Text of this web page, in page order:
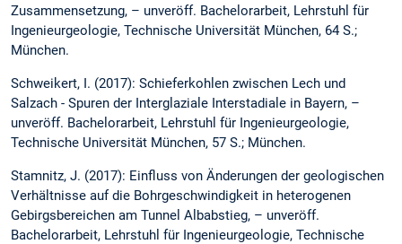
Zusammensetzung, – unveröff. Bachelorarbeit, Lehrstuhl für
Ingenieurgeologie, Technische Universität München, 64 S.;
München.
Schweikert, I. (2017): Schieferkohlen zwischen Lech und
Salzach - Spuren der Interglaziale Interstadiale in Bayern, –
unveröff. Bachelorarbeit, Lehrstuhl für Ingenieurgeologie,
Technische Universität München, 57 S.; München.
Stamnitz, J. (2017): Einfluss von Änderungen der geologischen
Verhältnisse auf die Bohrgeschwindigkeit in heterogenen
Gebirgsbereichen am Tunnel Albabstieg, – unveröff.
Bachelorarbeit, Lehrstuhl für Ingenieurgeologie, Technische